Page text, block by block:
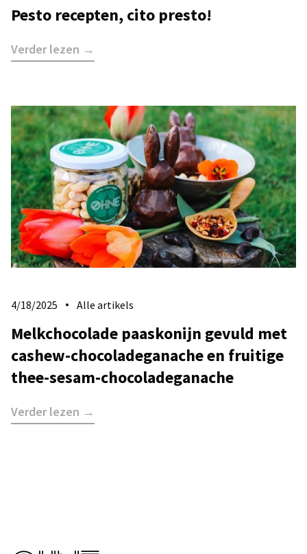
Pesto recepten, cito presto!
Verder lezen →
4/18/2025 Alle artikels
Melkchocolade paaskonijn gevuld met
cashew-chocoladeganache en fruitige
thee-sesam-chocoladeganache
Verder lezen →